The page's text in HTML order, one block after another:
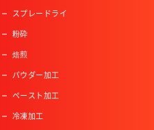
スプレードライ
粉砕
焙煎
パウダー加工
ペースト加工
冷凍加工